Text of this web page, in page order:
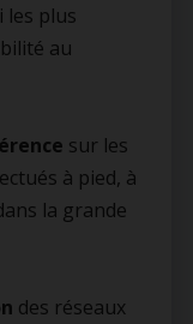
les plus
au
sur les
à pied, à
la grande
des réseaux